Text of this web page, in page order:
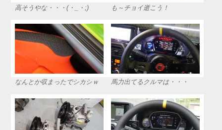
高そうやな・・・(・_・;) も～チョイ逝こう！
なんとか収まったでシカシｗ 馬力出てるクルマは・・・